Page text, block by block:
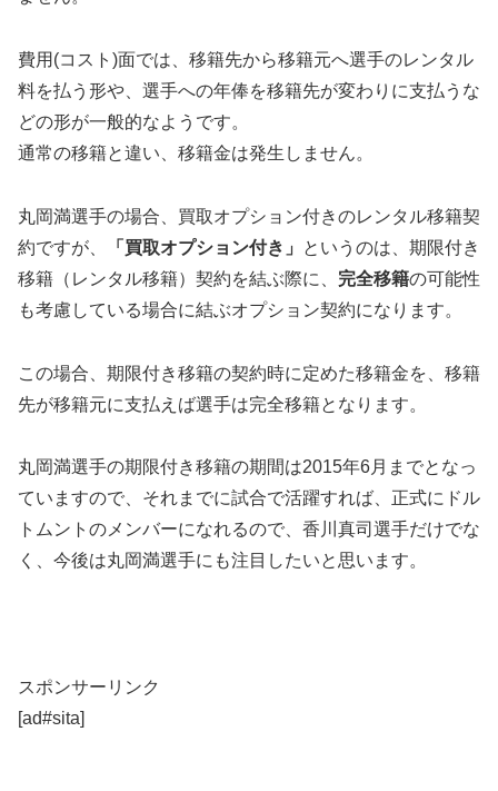
費用(コスト)面では、移籍先から移籍元へ選手のレンタル
料を払う形や、選手への年俸を移籍先が変わりに支払うな
どの形が一般的なようです。
通常の移籍と違い、移籍金は発生しません。
丸岡満選手の場合、買取オプション付きのレンタル移籍契
約ですが、
「買取オプション付き」
というのは、期限付き
移籍（レンタル移籍）契約を結ぶ際に、 完全移籍の可能性
も考慮している場合に結ぶオプション契約になります。
この場合、期限付き移籍の契約時に定めた移籍金を、移籍
先が移籍元に支払えば選手は完全移籍となります。
丸岡満選手の期限付き移籍の期間は2015年6月までとなっ
ていますので、それまでに試合で活躍すれば、正式にドル
トムントのメンバーになれるので、香川真司選手だけでな
く、今後は丸岡満選手にも注目したいと思います。
スポンサーリンク
[ad#sita]